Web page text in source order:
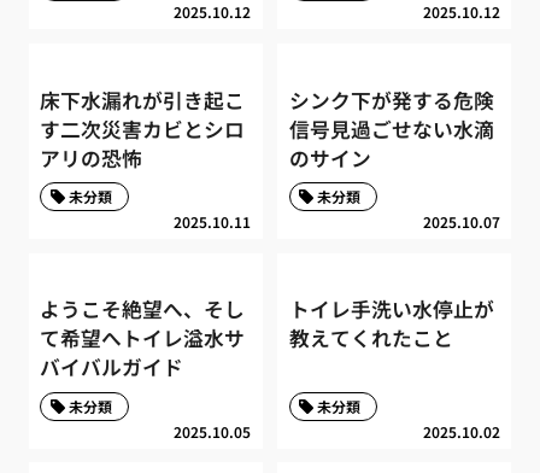
2025.10.12 2025.10.12
床下水漏れが引き起こ
す二次災害カビとシロ
アリの恐怖
2025.10.11
未分類
シンク下が発する危険
信号見過ごせない水滴
のサイン
2025.10.07
未分類
ようこそ絶望へ、そし
て希望へトイレ溢水サ
バイバルガイド
2025.10.05
未分類
トイレ手洗い水停止が
教えてくれたこと
2025.10.02
未分類